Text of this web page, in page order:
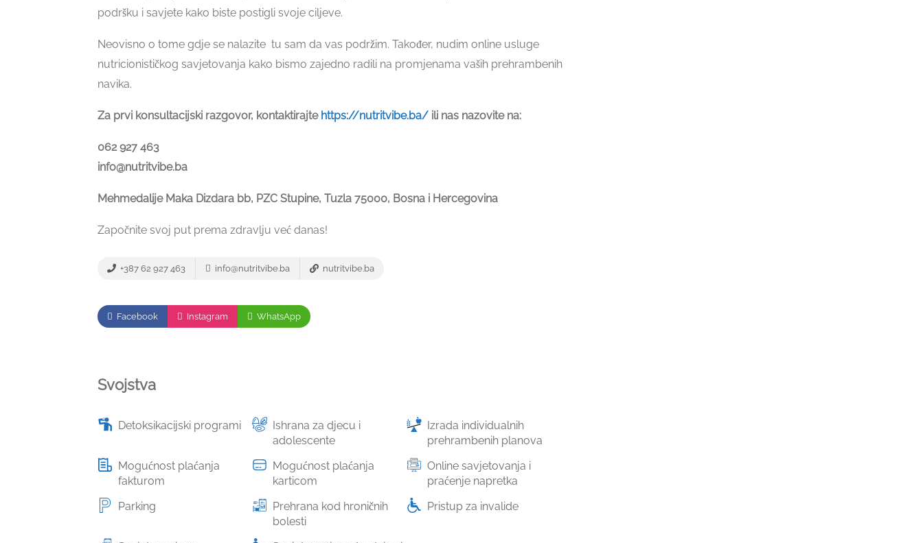
podršku i savjete kako biste postigli svoje ciljeve.
Neovisno o tome gdje se nalazite tu sam da vas podržim. Također, nudim online usluge
nutricionističkog savjetovanja kako bismo zajedno radili na promjenama vaših prehrambenih
navika.
Za prvi konsultacijski razgovor, kontaktirajte https://nutritvibe.ba/ ili nas nazovite na:
062 927 463
info@nutritvibe.ba
Mehmedalije Maka Dizdara bb, PZC Stupine, Tuzla 75000, Bosna i Hercegovina
Započnite svoj put prema zdravlju već danas!
+387 62 927 463 info@nutritvibe.ba nutritvibe.ba
Facebook Instagram WhatsApp
Svojstva
Detoksikacijski programi
Ishrana za djecu i
adolescente
Izrada individualnih
prehrambenih planova
Mogućnost plaćanja
fakturom
Mogućnost plaćanja
karticom
Online savjetovanja i
praćenje napretka
Parking
Prehrana kod hroničnih
bolesti
Pristup za invalide